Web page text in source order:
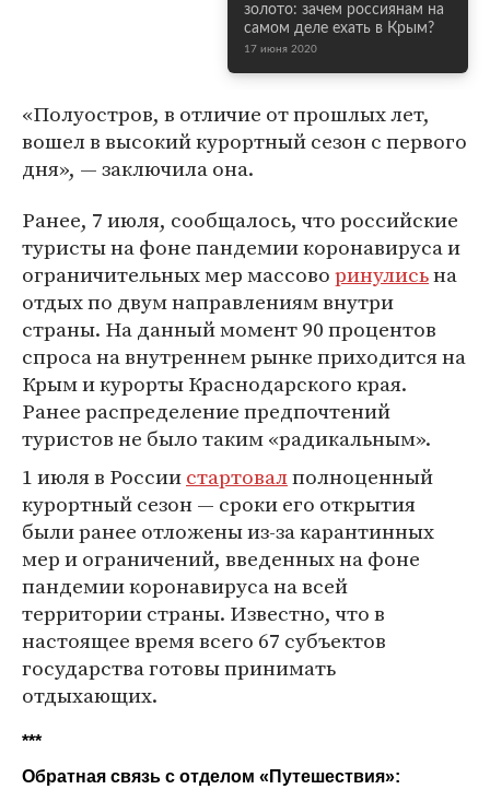
золото: зачем россиянам на
самом деле ехать в Крым?
17 июня 2020
«Полуостров, в отличие от прошлых лет,
вошел в высокий курортный сезон с первого
дня», — заключила она.
Ранее, 7 июля, сообщалось, что российские
туристы на фоне пандемии коронавируса и
ограничительных мер массоворинулисьна
отдых по двум направлениям внутри
страны. На данный момент 90 процентов
спроса на внутреннем рынке приходится на
Крым и курорты Краснодарского края.
Ранее распределение предпочтений
туристов не было таким «радикальным».
1 июля в Россиистартовалполноценный
курортный сезон — сроки его открытия
были ранее отложены из-за карантинных
мер и ограничений, введенных на фоне
пандемии коронавируса на всей
территории страны. Известно, что в
настоящее время всего 67 субъектов
государства готовы принимать
отдыхающих.
***
Обратная связь с отделом « Путешествия»: